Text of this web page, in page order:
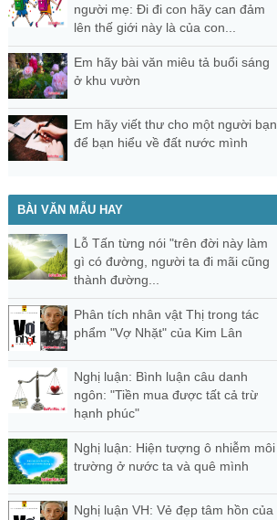
người mẹ: Đi đi con hãy can đảm
lên thế giới này là của con...
Em hãy bài văn miêu tả buổi sáng
ở khu vườn
Em hãy viết thư cho một người bạn
để bạn hiểu về đất nước mình
BÀI VĂN MẪU HAY
Lỗ Tấn từng nói "trên đời này làm
gì có đường, người ta đi mãi cũng
thành đường...
Phân tích nhân vật Thị trong tác
phẩm "Vợ Nhặt" của Kim Lân
Nghị luận: Bình luận câu danh
ngôn: "Tiền mua được tất cả trừ
hạnh phúc"
Nghị luận: Hiện tượng ô nhiễm môi
trường ở nước ta và quê mình
Nghị luận VH: Vẻ đẹp tâm hồn của